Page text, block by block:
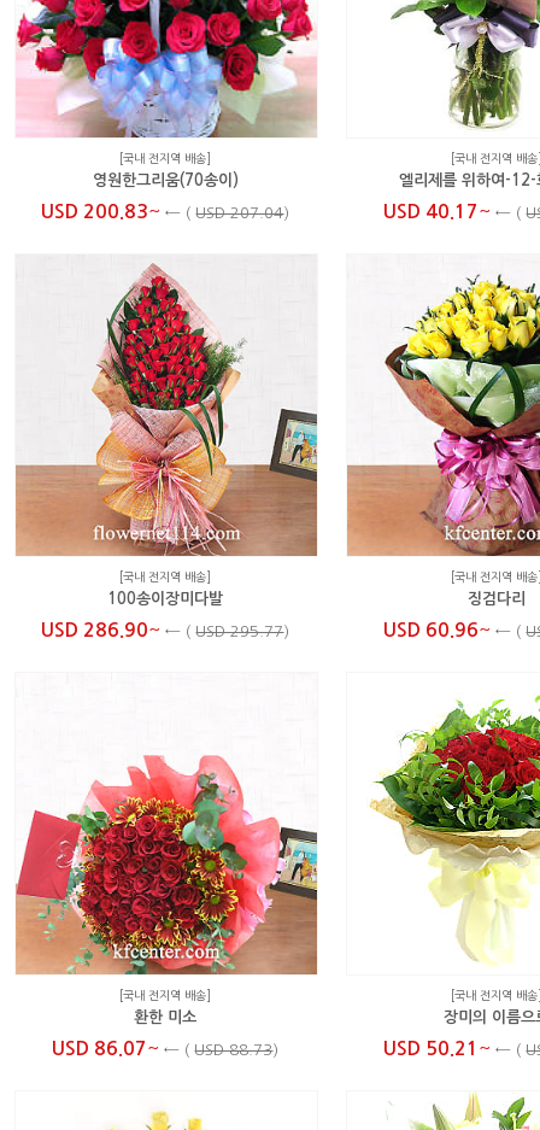
[국내 전지역 배송]
영원한그리움(70송이)
USD 200.83~ ← (USD 207.04)
[국내 전지역 배
엘리제를 위하여-12-
USD 40.17 ~ ← (
[국내 전지역 배송]
100송이장미다발
USD 286.90~ ← (USD 295.77)
[국내 전지역 배
징검다리
USD 60.96~ ← (
[국내 전지역 배송]
환한 미소
USD 86.07 ~ ← (USD 88.73)
[국내 전지역 배
장미의 이름으
USD 50.21 ~ ← (